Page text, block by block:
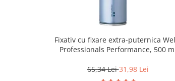
Fixativ cu fixare extra-puternica
Professionals Performance, 500
65,34 Lei31,98 Lei